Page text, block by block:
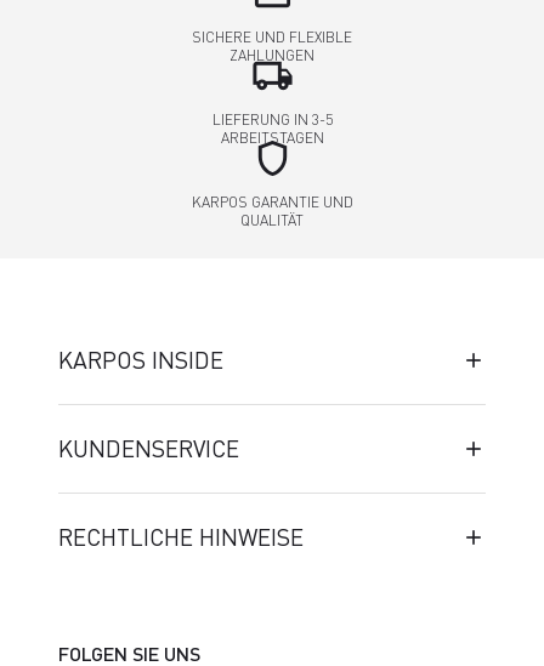
SICHERE UND FLEXIBLE
ZAHLUNGEN
local_shipping
LIEFERUNG IN 3-5
ARBEITSTAGEN
shield
KARPOS GARANTIE UND
QUALITÄT
KARPOS INSIDE
KUNDENSERVICE
RECHTLICHE HINWEISE
FOLGEN SIE UNS